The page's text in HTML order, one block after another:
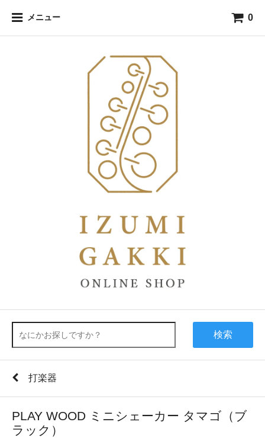
メニュー 0
検索
打楽器
PLAY WOOD ミニシェーカー タマゴ（ブ
ラック）